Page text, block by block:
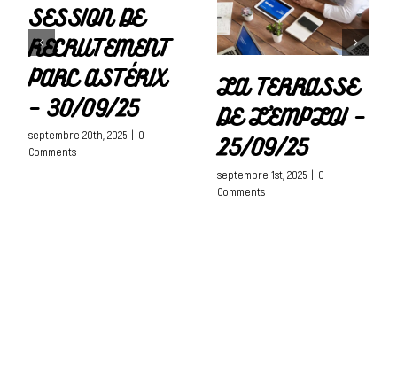
SESSION DE
RECRUTEMENT
PARC ASTÉRIX
– 30/09/25
septembre 20th, 2025 | 0
Comments
LA TERRASSE
DE L’EMPLOI –
25/09/25
septembre 1st, 2025 | 0
Comments